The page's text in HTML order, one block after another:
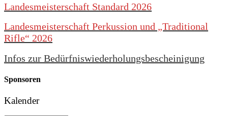
Landesmeisterschaft Standard 2026
Landesmeisterschaft Perkussion und „Traditional
Rifle“ 2026
Infos zur Bedürfniswiederholungsbescheinigung
Sponsoren
Kalender